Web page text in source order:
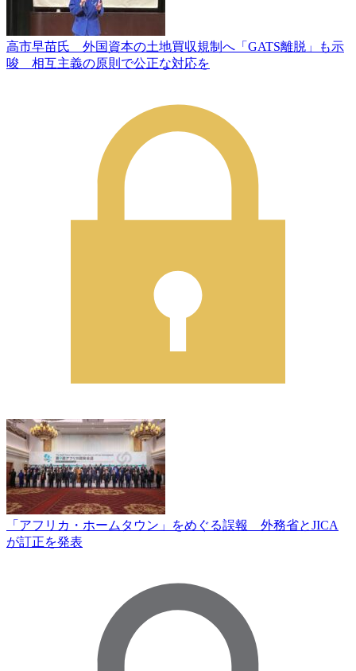
高市早苗氏 外国資本の土地買収規制へ「GATS離脱」も示
唆 相互主義の原則で公正な対応を
「アフリカ・ホームタウン」をめぐる誤報 外務省とJICA
が訂正を発表